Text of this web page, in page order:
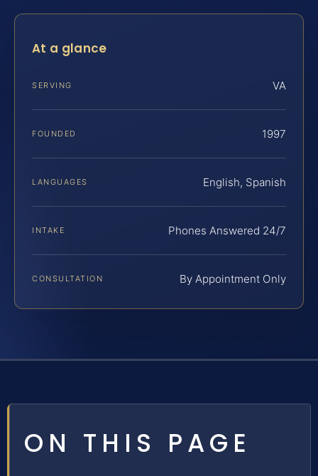
At a glance
SERVING VA
FOUNDED 1997
LANGUAGES English, Spanish
INTAKE Phones Answered 24/7
CONSULTATION By Appointment Only
ON THIS PAGE